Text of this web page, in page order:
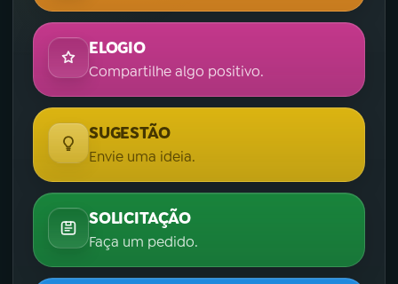
ELOGIO
Compartilhe algo positivo.
SUGESTÃO
Envie uma ideia.
SOLICITAÇÃO
Faça um pedido.